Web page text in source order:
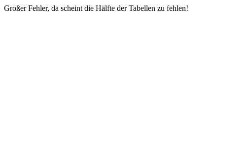
Großer Fehler, da scheint die Hälfte der Tabellen zu fehlen!